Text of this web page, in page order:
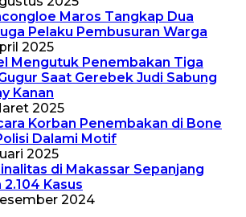
Maros Tangkap Dua
Pelaku Pembusuran Warga
2025
Mengutuk Penembakan Tiga
Saat Gerebek Judi Sabung
Kanan
2025
Korban Penembakan di Bone
Dalami Motif
2025
di Makassar Sepanjang
Kasus
2024